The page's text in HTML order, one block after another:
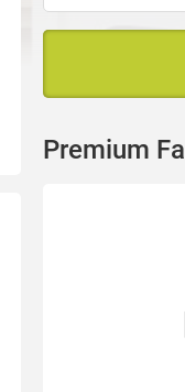
Premium